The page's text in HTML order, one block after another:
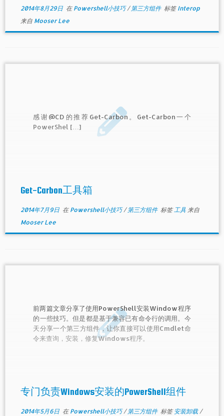
2014年8月29日在 Powershell小技巧/ 第三方组件 标签Interop
来自 Mooser Lee
感谢@CD的推荐Get-Carbon。Get-Carbon一个
PowerShel […]
Get-Carbon工具箱
2014年7月9日在 Powershell小技巧/ 第三方组件 标签工具 来自
Mooser Lee
前两篇文章分享了使用PowerShell安装Window程序
的一些技巧。但是都是基于兼容已有命令行的调用。今
天分享一个第三方组件，让你直接可以使用Cmdlet命
令来查询，安装，修复Windows程序。
专门负责Windows安装的PowerShell组件
2014年5月6日在 Powershell小技巧/ 第三方组件 标签安装卸载/